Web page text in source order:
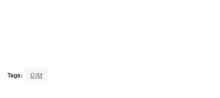
Tags: DIM